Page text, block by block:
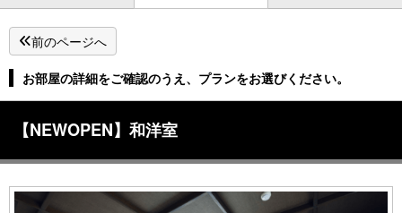
前のページへ
お部屋の詳細をご確認のうえ、プランをお選びください。
【NEWOPEN】和洋室